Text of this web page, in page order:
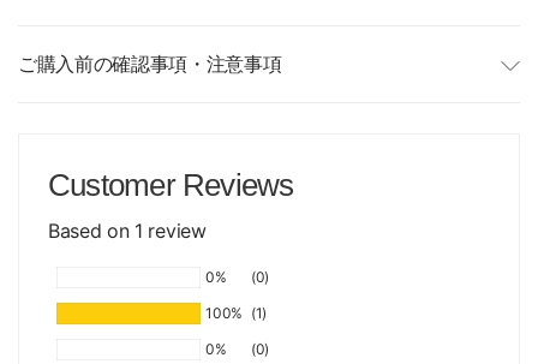
ご購入前の確認事項・注意事項
Customer Reviews
Based on 1 review
0%
(0)
100% (1)
0%
(0)